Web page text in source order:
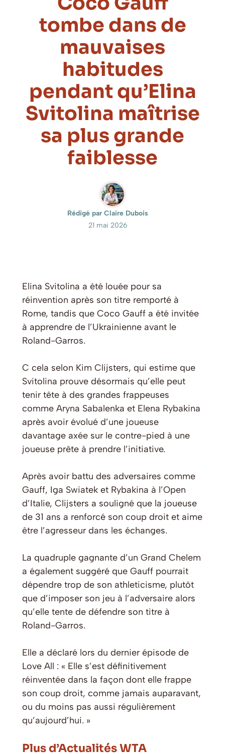
tombe dans de
mauvaises
habitudes
pendant qu’Elina
Svitolina maîtrise
sa plus grande
faiblesse
Rédigé par Claire Dubois
21 mai 2026
Elina Svitolina a été louée pour sa
réinvention après son titre remporté à
Rome, tandis que Coco Gauff a été invitée
à apprendre de l’Ukrainienne avant le
Roland-Garros.
C cela selon Kim Clijsters, qui estime que
Svitolina prouve désormais qu’elle peut
tenir tête à des grandes frappeuses
comme Aryna Sabalenka et Elena Rybakina
après avoir évolué d’une joueuse
davantage axée sur le contre-pied à une
joueuse prête à prendre l’initiative.
Après avoir battu des adversaires comme
Gauff, Iga Swiatek et Rybakina à l’Open
d’Italie, Clijsters a souligné que la joueuse
de 31 ans a renforcé son coup droit et aime
être l’agresseur dans les échanges.
La quadruple gagnante d’un Grand Chelem
a également suggéré que Gauff pourrait
dépendre trop de son athleticisme, plutôt
que d’imposer son jeu à l’adversaire alors
qu’elle tente de défendre son titre à
Roland-Garros.
Elle a déclaré lors du dernier épisode de
Love All : « Elle s’est définitivement
réinventée dans la façon dont elle frappe
son coup droit, comme jamais auparavant,
ou du moins pas aussi régulièrement
qu’aujourd’hui. »
Plus d’Actualités WTA